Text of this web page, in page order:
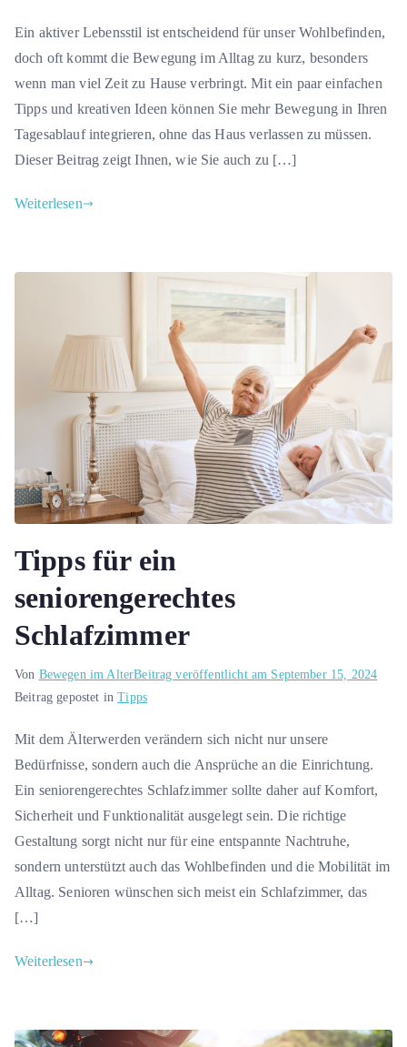
Ein aktiver Lebensstil ist entscheidend für unser Wohlbefinden,
doch oft kommt die Bewegung im Alltag zu kurz, besonders
wenn man viel Zeit zu Hause verbringt. Mit ein paar einfachen
Tipps und kreativen Ideen können Sie mehr Bewegung in Ihren
Tagesablauf integrieren, ohne das Haus verlassen zu müssen.
Dieser Beitrag zeigt Ihnen, wie Sie auch zu […]
Weiterlesen
Tipps für ein
seniorengerechtes
Schlafzimmer
Von Bewegen im AlterBeitrag veröffentlicht am September 15, 2024
Beitrag gepostet inTipps
Mit dem Älterwerden verändern sich nicht nur unsere
Bedürfnisse, sondern auch die Ansprüche an die Einrichtung.
Ein seniorengerechtes Schlafzimmer sollte daher auf Komfort,
Sicherheit und Funktionalität ausgelegt sein. Die richtige
Gestaltung sorgt nicht nur für eine entspannte Nachtruhe,
sondern unterstützt auch das Wohlbefinden und die Mobilität im
Alltag. Senioren wünschen sich meist ein Schlafzimmer, das
[…]
Weiterlesen